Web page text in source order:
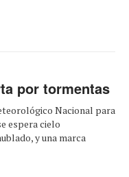
por tormentas
Nacional para
espera cielo
y una marca